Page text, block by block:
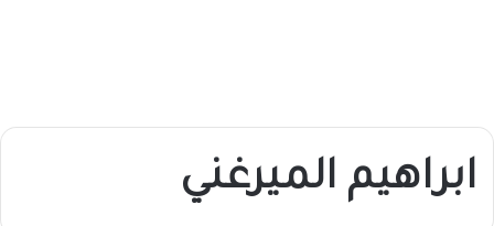
ابراهيم الميرغني